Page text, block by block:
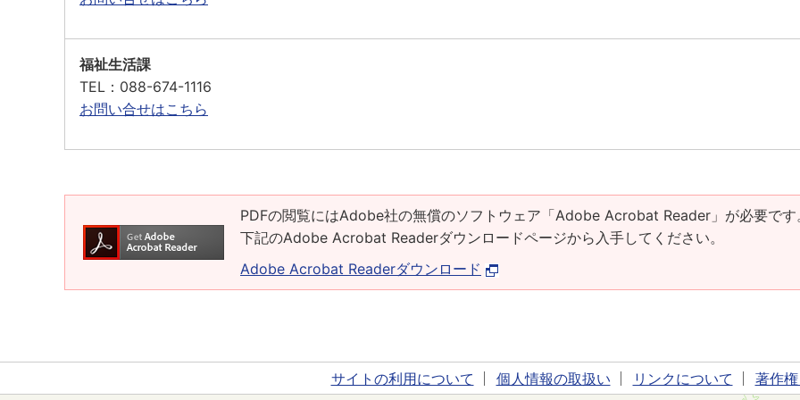
福祉生活課
TEL ：088-674-1116
お問い合せはこちら
PDFの閲覧にはAdobe社の無償のソフトウェア「Adobe Acrobat Reader」が必要です
下記のAdobe Acrobat Readerダウンロードページから入手してください。
Adobe Acrobat Readerダウンロード
サイトの利用について 個人情報の取扱い リンクについて 著作